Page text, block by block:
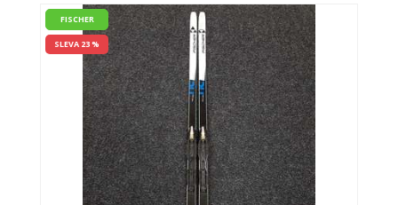
FISCHER
SLEVA 23 %